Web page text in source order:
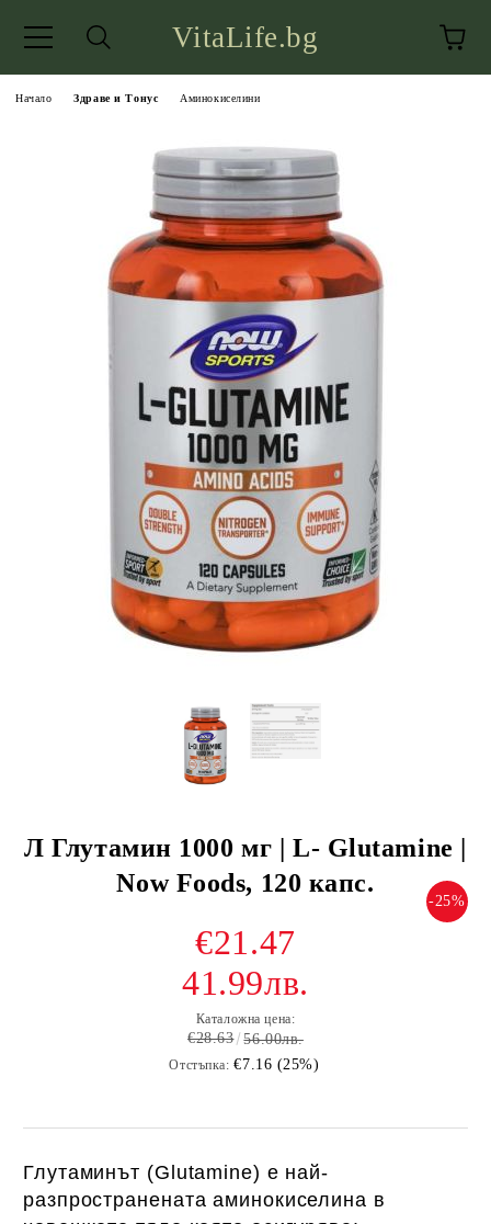
VitaLife.bg
Начало Здраве и Тонус Аминокиселини
Л Глутамин 1000 мг | L- Glutamine |
Now Foods, 120 капс.
-25%
€21.47
41.99лв.
Каталожна цена:
€28.63 56.00лв.
Отстъпка: €7.16 (25%)
Глутаминът (Glutamine) е най-
разпространената аминокиселина в